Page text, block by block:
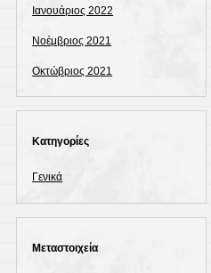
Ιανουάριος 2022
Νοέμβριος 2021
Οκτώβριος 2021
Kατηγορίες
Γενικά
Μεταστοιχεία